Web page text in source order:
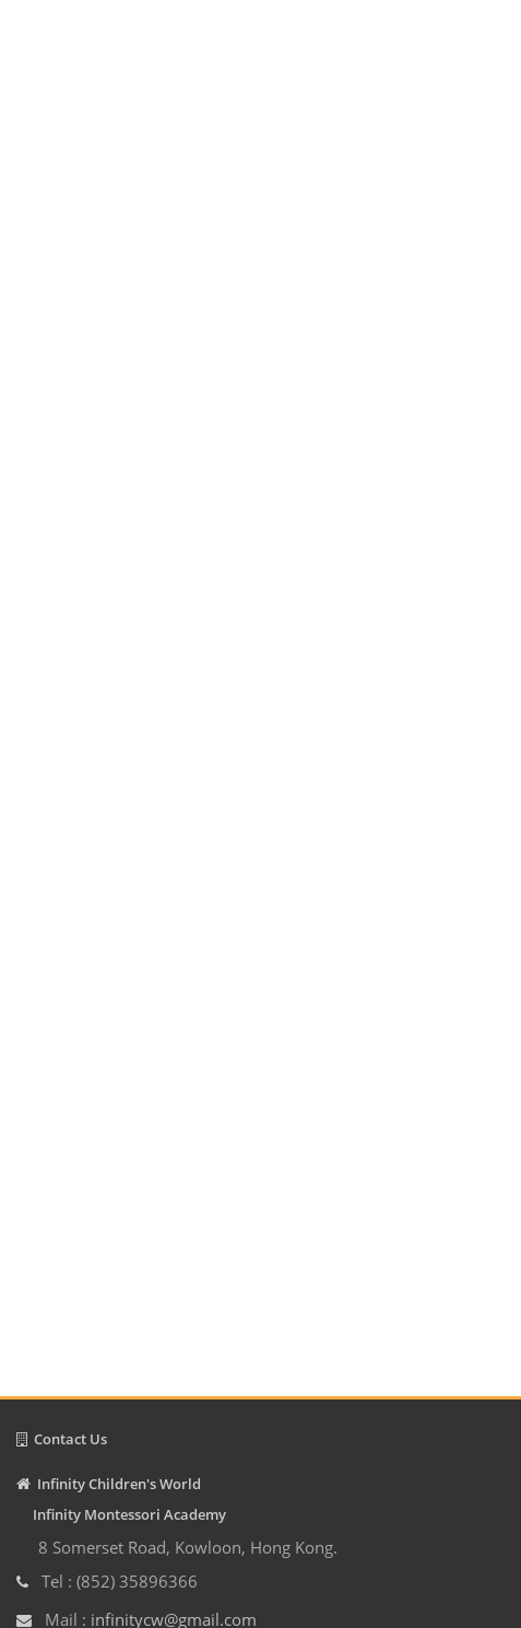
Contact Us
Infinity Children's World
Infinity Montessori Academy
8 Somerset Road, Kowloon, Hong Kong.
Tel : (852) 35896366
Mail : infinitycw@gmail.com